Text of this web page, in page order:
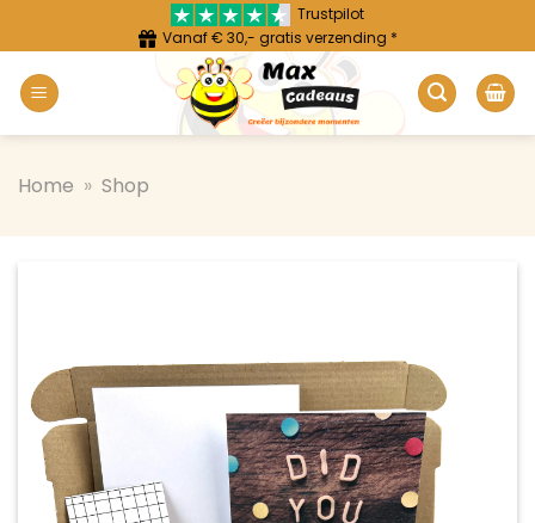
inhoud
Trustpilot
Vanaf € 30,- gratis verzending *
Home » Shop